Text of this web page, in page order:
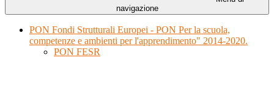
navigazione
PON Fondi Strutturali Europei - PON Per la scuola,
competenze e ambienti per l'apprendimento" 2014-2020.
PON FESR